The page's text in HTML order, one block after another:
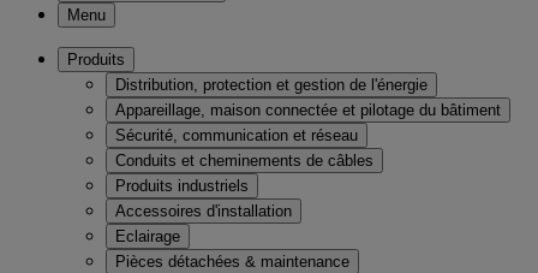
Menu
Produits
Distribution, protection et gestion de l'énergie
Appareillage, maison connectée et pilotage du bâtiment
Sécurité, communication et réseau
Conduits et cheminements de câbles
Produits industriels
Accessoires d'installation
Eclairage
Pièces détachées & maintenance